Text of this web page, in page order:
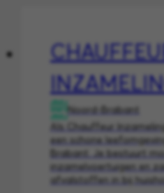
Noord-Brabant
Als Chauffeur
een schone
Brabant. Je bestuurt
inzamelvoertuigen en
afvalstoffen in bij